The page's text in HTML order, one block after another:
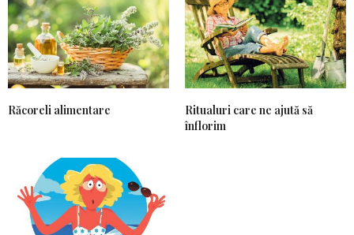
Răcoreli alimentare
Ritualuri care ne ajută să
înflorim